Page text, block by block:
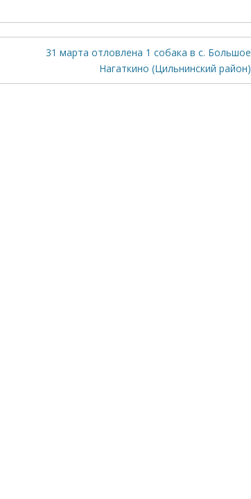
31 марта отловлена 1 собака в с. Большое
Нагаткино (Цильнинский район)